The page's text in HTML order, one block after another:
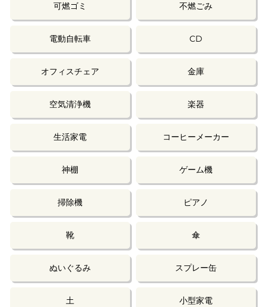
可燃ゴミ 不燃ごみ
電動自転車 CD
オフィスチェア 金庫
空気清浄機 楽器
生活家電 コーヒーメーカー
神棚 ゲーム機
掃除機 ピアノ
靴 傘
ぬいぐるみ スプレー缶
土 小型家電